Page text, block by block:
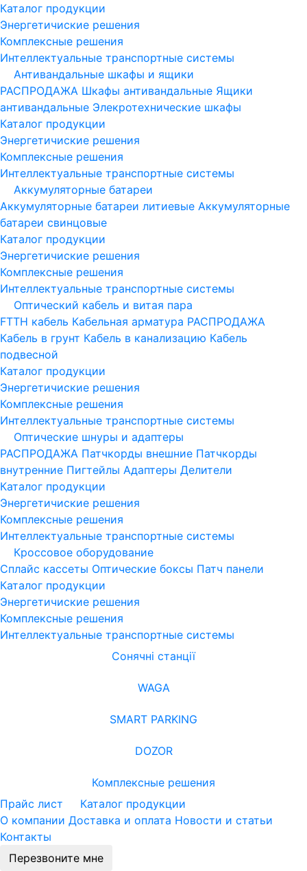
Каталог продукции
Энергетичиские решения
Комплексные решения
Интеллектуальные транспортные системы
Антивандальные шкафы и ящики
РАСПРОДАЖА Шкафы антивандальные Ящики
антивандальные Элекротехнические шкафы
Каталог продукции
Энергетичиские решения
Комплексные решения
Интеллектуальные транспортные системы
Аккумуляторные батареи
Аккумуляторные батареи литиевые Аккумуляторные
батареи свинцовые
Каталог продукции
Энергетичиские решения
Комплексные решения
Интеллектуальные транспортные системы
Оптический кабель и витая пара
FTTH кабель Кабельная арматура РАСПРОДАЖА
Кабель в грунт Кабель в канализацию Кабель
подвесной
Каталог продукции
Энергетичиские решения
Комплексные решения
Интеллектуальные транспортные системы
Оптические шнуры и адаптеры
РАСПРОДАЖА Патчкорды внешние Патчкорды
внутренние Пигтейлы Адаптеры Делители
Каталог продукции
Энергетичиские решения
Комплексные решения
Интеллектуальные транспортные системы
Кроссовое оборудование
Сплайс кассеты Оптические боксы Патч панели
Каталог продукции
Энергетичиские решения
Комплексные решения
Интеллектуальные транспортные системы
Сонячні станції
WAGA
SMART PARKING
DOZOR
Комплексные решения
Прайс лист
Каталог продукции
О компании Доставка и оплата Новости и статьи
Контакты
Перезвоните мне